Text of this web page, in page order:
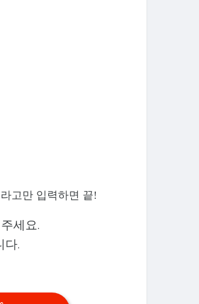
라고만 입력하면 끝!
세요.
다.